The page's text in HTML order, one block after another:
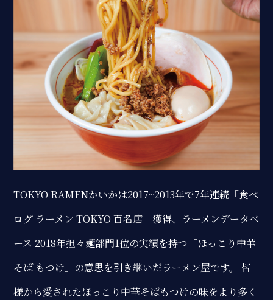
TOKYO RAMENかいかは2017~2013年で7年連続「食べ
ログ ラーメン TOKYO 百名店」獲得、ラーメンデータベ
ース 2018年担々麺部門1位の実績を持つ「ほっこり中華
そば もつけ」の意思を引き継いだラーメン屋です。 皆
様から愛されたほっこり中華そばもつけの味をより多く